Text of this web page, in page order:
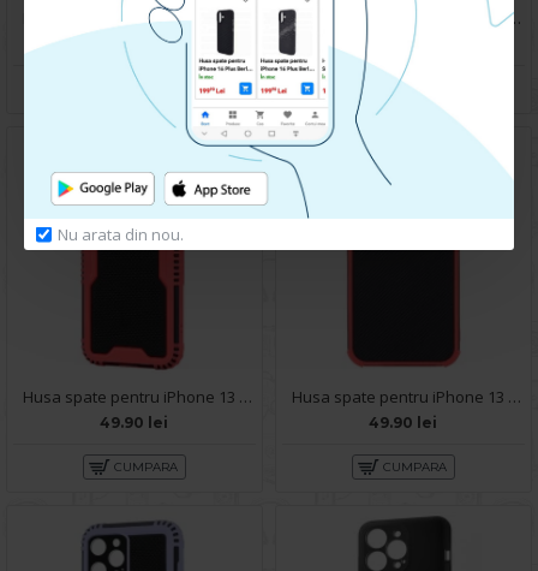
Nu arata din nou.
49.90 lei
CUMPARA
Husa spate pentru iPhone 13 Pro - Zip Case Albastru
49.90 lei
CUMPARA
Husa spate pentru iPhone 13 Pro - Zip Case Rosu
49.90 lei
CUMPARA
Husa spate pentru iPhone 13 Pro - Zip Case Rosu
49.90 lei
CUMPARA